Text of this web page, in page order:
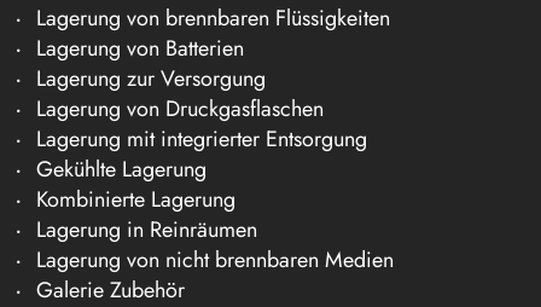
Lagerung von brennbaren Flüssigkeiten
Lagerung von Batterien
Lagerung zur Versorgung
Lagerung von Druckgasflaschen
Lagerung mit integrierter Entsorgung
Gekühlte Lagerung
Kombinierte Lagerung
Lagerung in Reinräumen
Lagerung von nicht brennbaren Medien
Galerie Zubehör